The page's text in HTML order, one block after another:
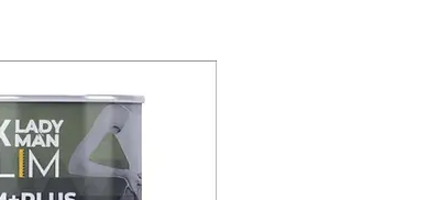
Man Afslankthee